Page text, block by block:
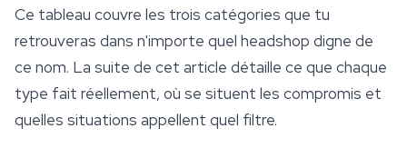
Ce tableau couvre les trois catégories que tu
retrouveras dans n'importe quel headshop digne de
ce nom. La suite de cet article détaille ce que chaque
type fait réellement, où se situent les compromis et
quelles situations appellent quel filtre.